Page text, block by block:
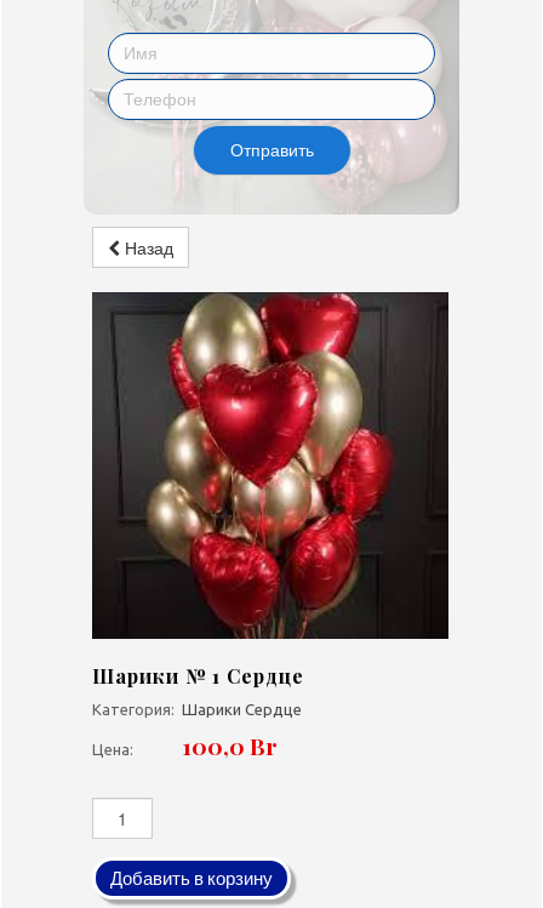
Отправить
Назад
Шарики № 1 Сердце
Категория: Шарики Сердце
Цена: 100,0 Br
Добавить в корзину